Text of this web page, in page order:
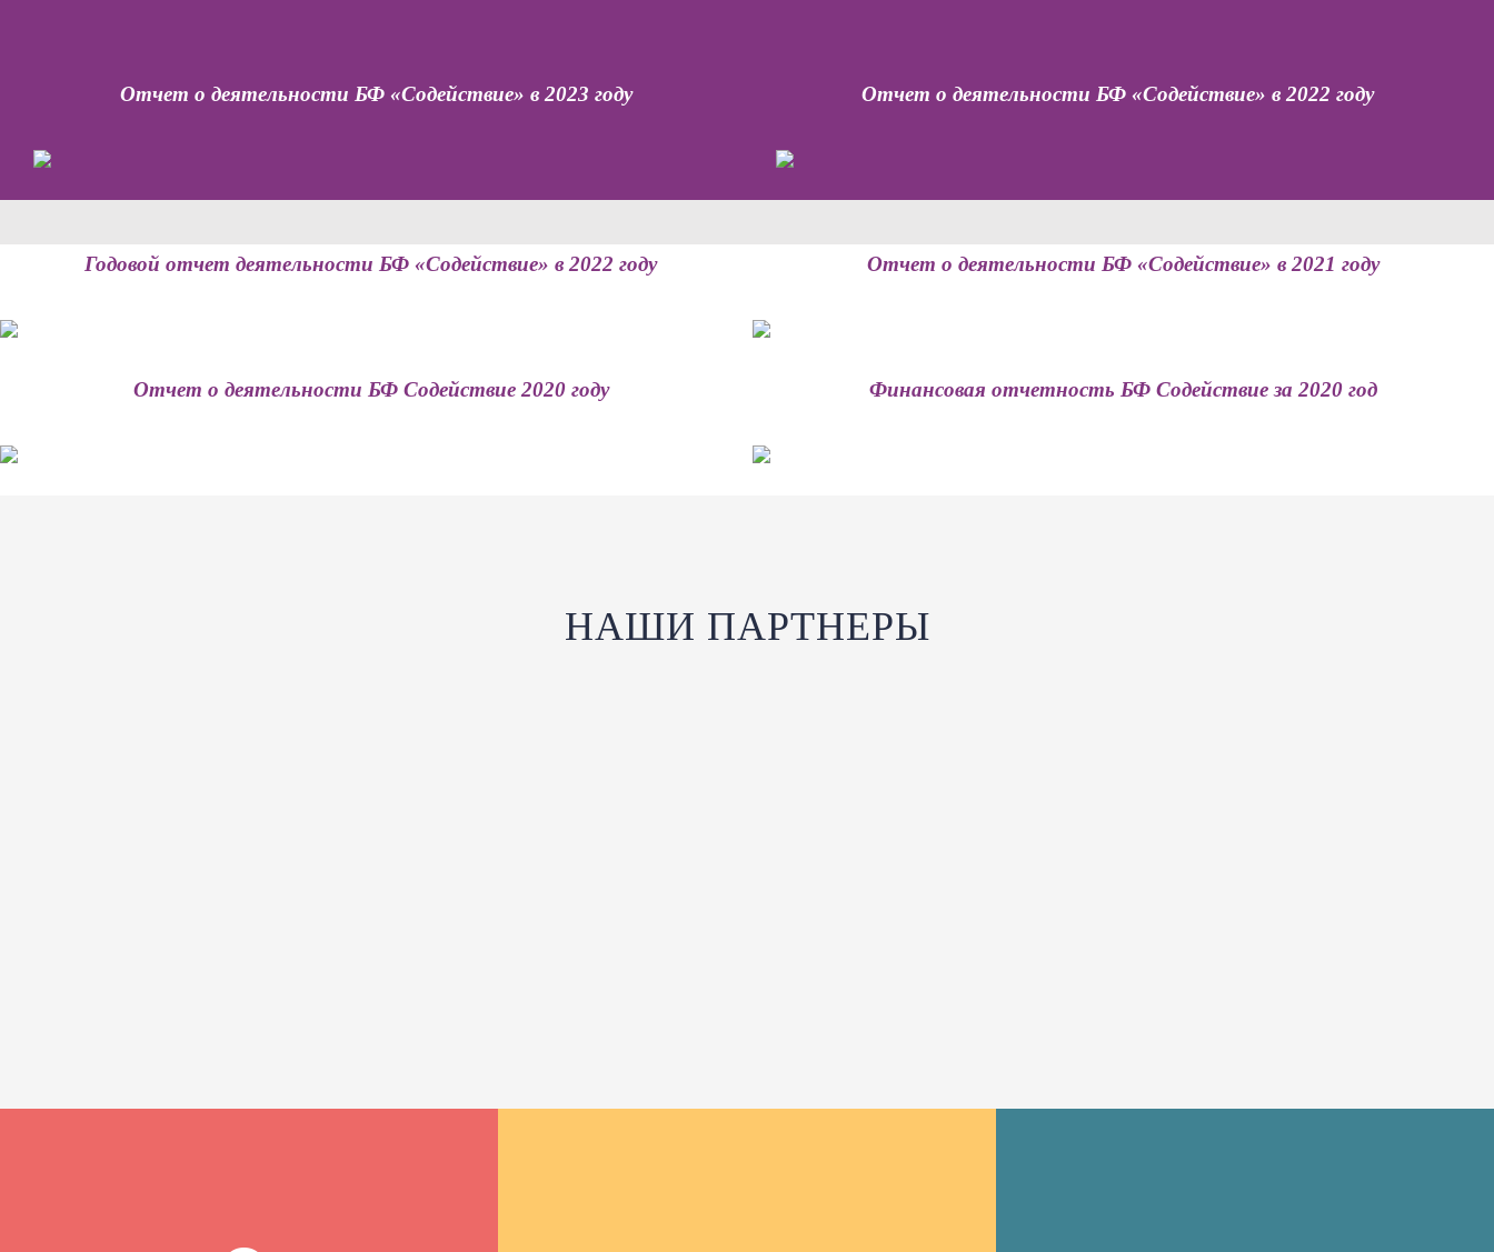
Отчет о деятельности БФ «Содействие» в 2023 году Отчет о деятельности БФ «Содействие» в 2022 году
Годовой отчет деятельности БФ «Содействие» в 2022 году Отчет о деятельности БФ «Содействие» в 2021 году
Отчет о деятельности БФ Содействие 2020 году Финансовая отчетность БФ Содействие за 2020 год
НАШИ ПАРТНЕРЫ